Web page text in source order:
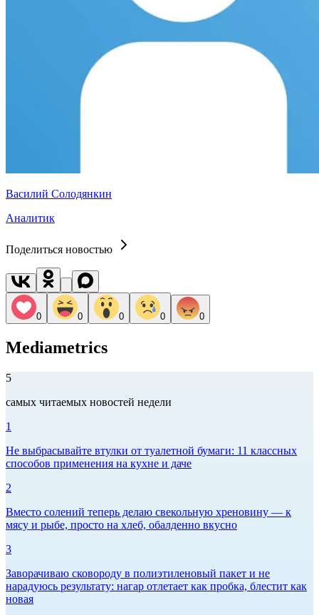
Василий Солодянкин
Аналитик
Поделиться новостью
0 0 0 0 0
Mediametrics
5
самых читаемых новостей недели
1
Не выбрасывайте втулки от туалетной бумаги: 11 классных
способов применения на кухне и даче
2
Вместо солений теперь делаю свекольную хреновину — к
мясу и рыбе, просто на хлеб, обалденно вкусно
3
Заворачиваю сковороду в полиэтиленовый пакет и не
нарадуюсь результату: нагар отлетает как пробка, блестит как
новая